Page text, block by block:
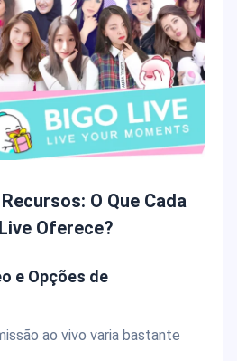
O Que Cada
Oferece?
e Opções de
ao vivo varia bastante